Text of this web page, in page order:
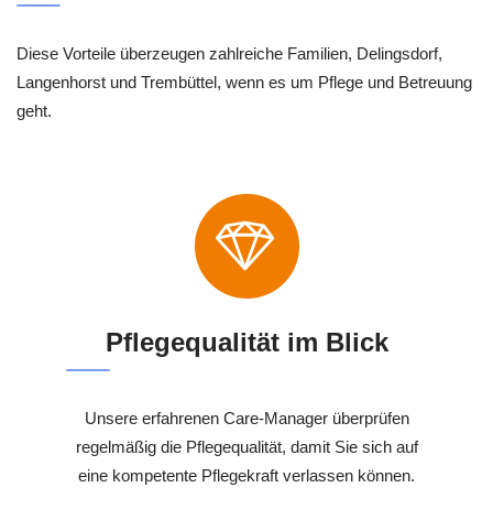
Diese Vorteile überzeugen zahlreiche Familien, Delingsdorf,
Langenhorst und Trembüttel, wenn es um Pflege und Betreuung
geht.
Pflegequalität im Blick
Unsere erfahrenen Care-Manager überprüfen
regelmäßig die Pflegequalität, damit Sie sich auf
eine kompetente Pflegekraft verlassen können.